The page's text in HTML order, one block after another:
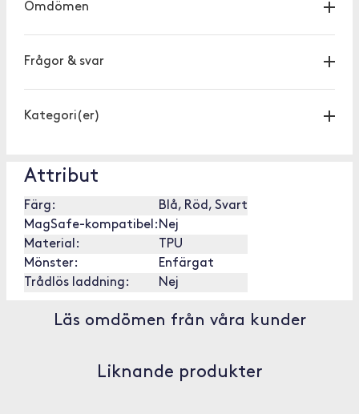
Omdömen
Frågor & svar
Kategori(er)
Attribut
Färg:
Blå, Röd, Svart
MagSafe-kompatibel: Nej
Material:
TPU
Mönster:
Enfärgat
Trådlös laddning:
Nej
Läs omdömen från våra kunder
Liknande produkter